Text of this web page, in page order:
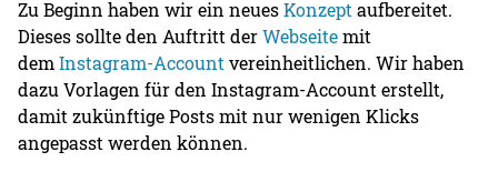
Zu Beginn haben wir ein neuesKonzept aufbereitet.
Dieses sollte den Auftritt derWebseitemit
demInstagram-Account vereinheitlichen. Wir haben
dazu Vorlagen für den Instagram-Account erstellt,
damit zukünftige Posts mit nur wenigen Klicks
angepasst werden können.